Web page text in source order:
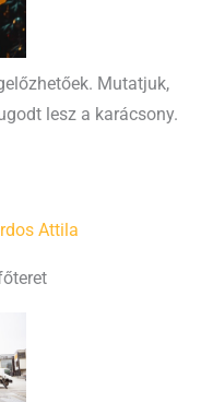
Mutatjuk,
lesz a karácsony.
Attila